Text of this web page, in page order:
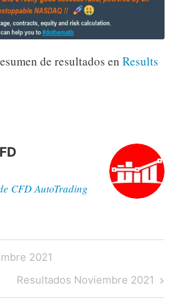
de resultados en Results
CFD AutoTrading
2021
Next
Post
Resultados Noviembre 2021